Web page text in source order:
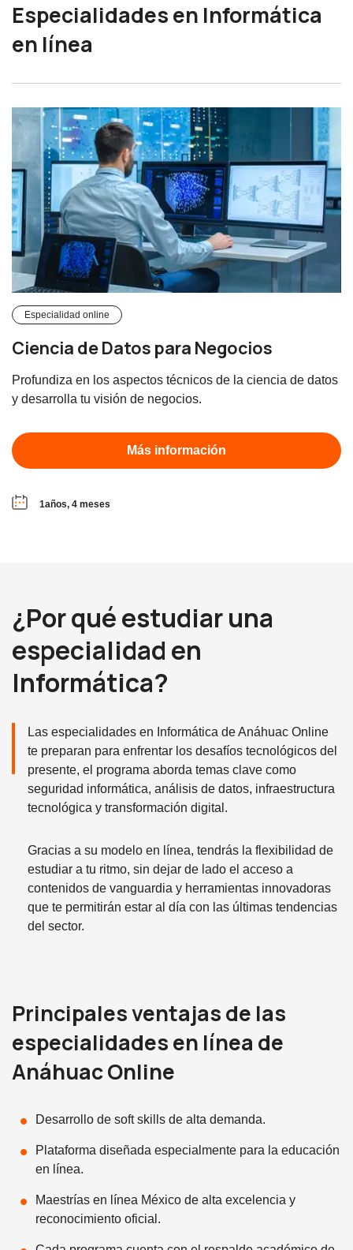
Especialidades en Informática
en línea
Especialidad online
Ciencia de Datos para Negocios
Profundiza en los aspectos técnicos de la ciencia de datos
y desarrolla tu visión de negocios.
Más información
1años, 4 meses
¿Por qué estudiar una
especialidad en
Informática?
Las especialidades en Informática de Anáhuac Online
te preparan para enfrentar los desafíos tecnológicos del
presente, el programa aborda temas clave como
seguridad informática, análisis de datos, infraestructura
tecnológica y transformación digital.
Gracias a su modelo en línea, tendrás la flexibilidad de
estudiar a tu ritmo, sin dejar de lado el acceso a
contenidos de vanguardia y herramientas innovadoras
que te permitirán estar al día con las últimas tendencias
del sector.
Principales ventajas de las
especialidades en línea de
Anáhuac Online
Desarrollo de soft skills de alta demanda.
Plataforma diseñada especialmente para la educación
en línea.
Maestrías en línea México de alta excelencia y
reconocimiento oficial.